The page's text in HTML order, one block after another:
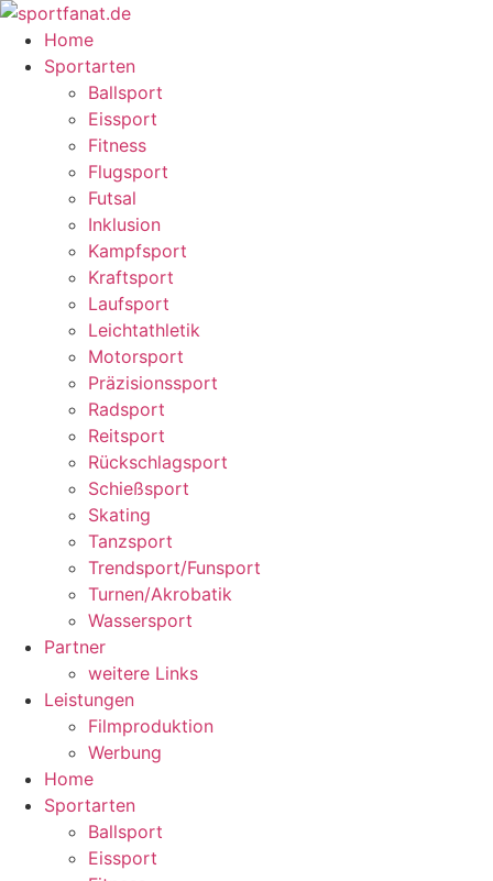
Home
Sportarten
Ballsport
Eissport
Fitness
Flugsport
Futsal
Inklusion
Kampfsport
Kraftsport
Laufsport
Leichtathletik
Motorsport
Präzisionssport
Radsport
Reitsport
Rückschlagsport
Schießsport
Skating
Tanzsport
Trendsport/Funsport
Turnen/Akrobatik
Wassersport
Partner
weitere Links
Leistungen
Filmproduktion
Werbung
Home
Sportarten
Ballsport
Eissport